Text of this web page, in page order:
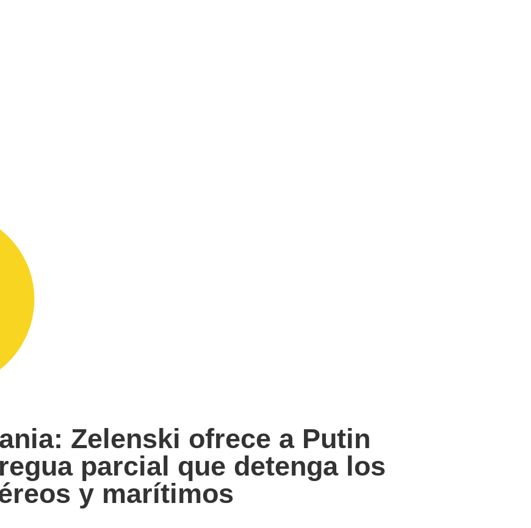
Zelenski ofrece a Putin
parcial que detenga los
y marítimos